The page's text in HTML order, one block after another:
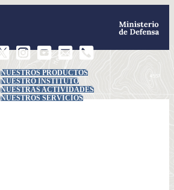
NUESTROS PRODUCTOS
NUESTRO INSTITUTO
NUESTRAS ACTIVIDADES
NUESTROS SERVICIOS